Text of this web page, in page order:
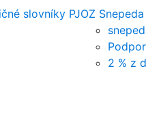
slovníky PJOZ Snepeda
2 % z